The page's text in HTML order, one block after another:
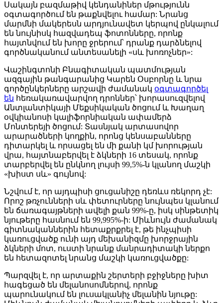
Սակայն բազմաթիվ կենդանիներ մթությունն
օգտագործում են թաքնվելու համար: Նրանց
մարմնի մակերեսն արդյունավետ կերպով ընկալում
են նույնիսկ հազվադեպ ֆոտոնները, որոնք
հայտնվում են խորը ջրերում՝ դրանք դարձնելով
գործնականում անտեսանելի «սև խոռոչներ»:
Վաշինգտոնի Բնագիտական պատմության
ազգային թանգարանից Կարեն Օսբորնը և նրա
գործընկերները արշավի ժամանակ օգտագործել
են հեռակառավարվող դրոններ՝ խորասուզվելով
Անտլանտիկայի Մեքսիկական ծոցում և Խաղաղ
օվկիանոսի կալիֆորնիական ափամերձ
Մոնտերեյի ծոցում: Տասնյակ արտասովոր
արարածների կողքին, որոնց կենսաբանները
դիտարկել և որսացել են մի քանի կմ խորության
վրա, հայտնաբերվել է ձկների 16 տեսակ, որոնք
տարբերվել են ընկնող լույսի 99,5%-ն կլանող մաշկի
«խիստ սև» գույնով:
Նշվում է, որ այդպիսի ցուցանիշը դեռևս ռեկորդ չէ:
Որոշ թռչունների սև փետուրները նույնպես կլանում
են ճառագայթների ավելի քան 99%-ը, իսկ սինթետիկ
նյութերը հասնում են 99,995%-ի: Միևնույն ժամանակ
գիտնականներին հետաքրքրել է, թե ինչպիսի
կառուցվածք ունի այդ մեխանիզմը խորջրային
ձկների մոտ, ուստի նրանք մանրադիտակի ներքո
են հետազոտել նրանց մաշկի կառուցվածքը:
Պարզվել է, որ արտաքին շերտերի բջիջները խիտ
հագեցած են մելանոսոմներով, որոնք
պարունակում են լուսակլանիչ մելանին նյութը: